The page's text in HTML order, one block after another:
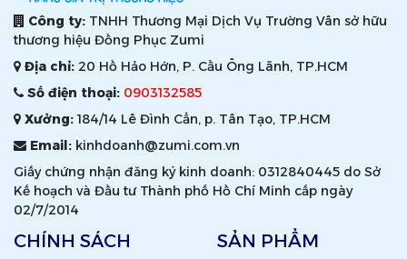
Công ty: TNHH Thương Mại Dịch Vụ Trường Vân sở hữu
thương hiệu Đồng Phục Zumi
Địa chỉ: 20 Hồ Hảo Hớn, P. Cầu Ông Lãnh, TP.HCM
Số điện thoại: 0903132585
Xưởng:184/14 Lê Đình Cẩn, p. Tân Tạo, TP.HCM
Email: kinhdoanh@zumi.com.vn
Giấy chứng nhận đăng ký kinh doanh: 0312840445 do Sở
Kế hoạch và Đầu tư Thành phố Hồ Chí Minh cấp ngày
02/7/2014
CHÍNH SÁCH SẢN PHẨM